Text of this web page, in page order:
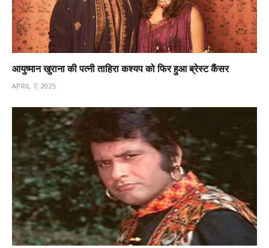
आयुष्मान खुराना की पत्नी ताहिरा कश्यप को फिर हुआ ब्रेस्ट कैंसर
APRIL 7, 2025